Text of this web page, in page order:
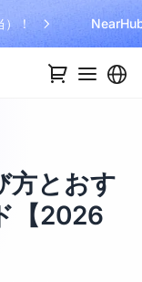
！
方とおす
【2026